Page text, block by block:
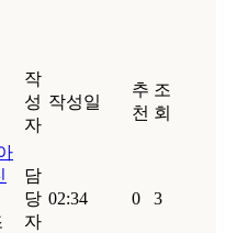
작
성
자
작성일
추
천
조
회
담
당
자
02:34 0 3